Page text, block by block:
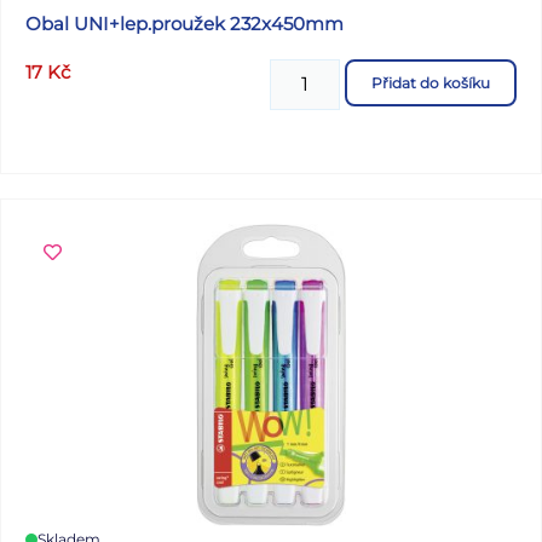
Obal UNI+lep.proužek 232x450mm
17 Kč Přidat do košíku